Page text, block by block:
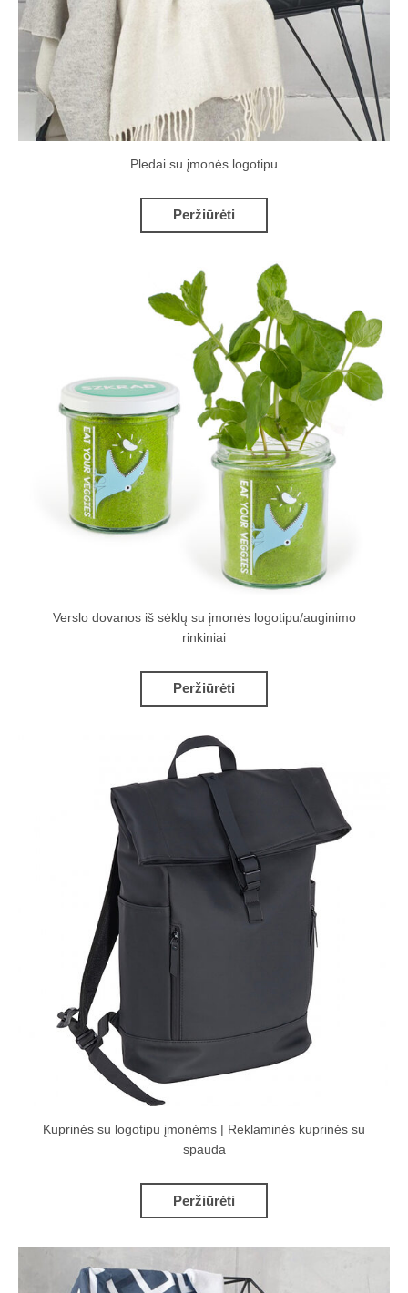
Pledai su įmonės logotipu
Peržiūrėti
Verslo dovanos iš sėklų su įmonės logotipu/auginimo
rinkiniai
Peržiūrėti
Kuprinės su logotipu įmonėms | Reklaminės kuprinės su
spauda
Peržiūrėti